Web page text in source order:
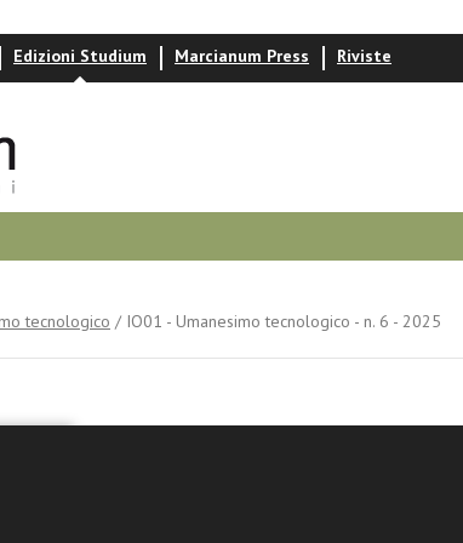
Edizioni Studium Marcianum Press Riviste
tecnologico / IO01 - Umanesimo tecnologico - n. 6 - 2025